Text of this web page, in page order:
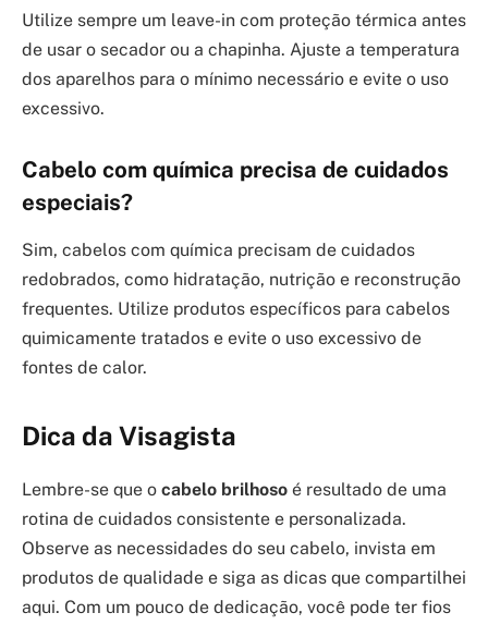
Utilize sempre um leave-in com proteção térmica antes
de usar o secador ou a chapinha. Ajuste a temperatura
dos aparelhos para o mínimo necessário e evite o uso
excessivo.
Cabelo com química precisa de cuidados
especiais?
Sim, cabelos com química precisam de cuidados
redobrados, como hidratação, nutrição e reconstrução
frequentes. Utilize produtos específicos para cabelos
quimicamente tratados e evite o uso excessivo de
fontes de calor.
Dica da Visagista
Lembre-se que o cabelo brilhoso é resultado de uma
rotina de cuidados consistente e personalizada.
Observe as necessidades do seu cabelo, invista em
produtos de qualidade e siga as dicas que compartilhei
aqui. Com um pouco de dedicação, você pode ter fios